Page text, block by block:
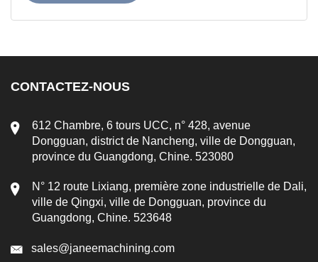
CONTACTEZ-NOUS
612 Chambre, 6 tours UCC, n° 428, avenue
Dongguan, district de Nancheng, ville de Dongguan,
province du Guangdong, Chine. 523080
N° 12 route Lixiang, première zone industrielle de Dali,
ville de Qingxi, ville de Dongguan, province du
Guangdong, Chine. 523648
sales@janeemachining.com